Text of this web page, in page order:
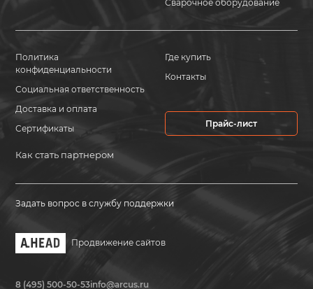
Сварочное оборудование
Политика
конфиденциальности
Социальная ответственность
Доставка и оплата
Сертификаты
Как стать партнером
Где купить
Контакты
Прайс-лист
Задать вопрос в службу поддержки
Продвижение сайтов
8 (495) 500-50-53info@arcus.ru